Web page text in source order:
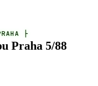
├
Praha 5/88